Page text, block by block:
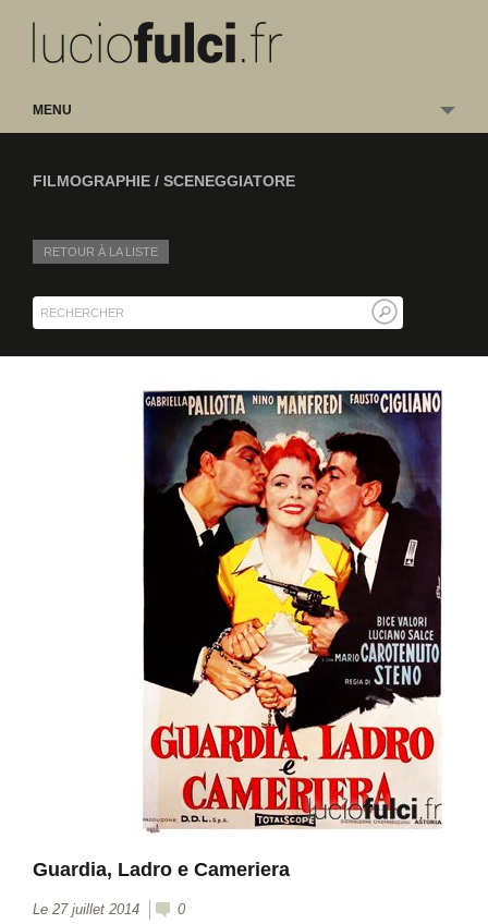
MENU
FILMOGRAPHIE / SCENEGGIATORE
RETOUR À LA LISTE
Guardia, Ladro e Cameriera
Le 27 juillet 2014 0